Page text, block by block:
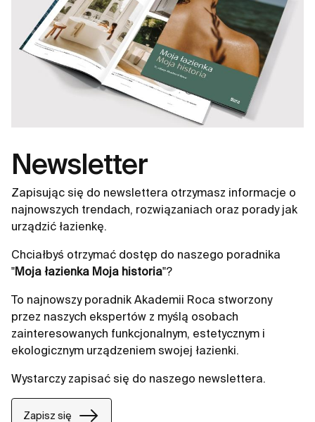
Newsletter
Zapisując się do newslettera otrzymasz informacje o
najnowszych trendach, rozwiązaniach oraz porady jak
urządzić łazienkę.
Chciałbyś otrzymać dostęp do naszego poradnika
"Moja łazienka Moja historia"?
To najnowszy poradnik Akademii Roca stworzony
przez naszych ekspertów z myślą osobach
zainteresowanych funkcjonalnym, estetycznym i
ekologicznym urządzeniem swojej łazienki.
Wystarczy zapisać się do naszego newslettera.
Zapisz się